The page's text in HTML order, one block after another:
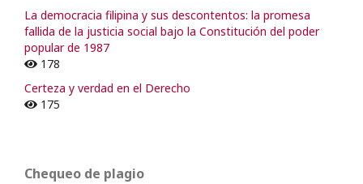
La democracia filipina y sus descontentos: la promesa
fallida de la justicia social bajo la Constitución del poder
popular de 1987
178
Certeza y verdad en el Derecho
175
Chequeo de plagio